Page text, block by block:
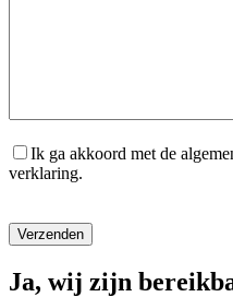
Ik ga akkoord met de
verklaring.
Ja, wij zijn